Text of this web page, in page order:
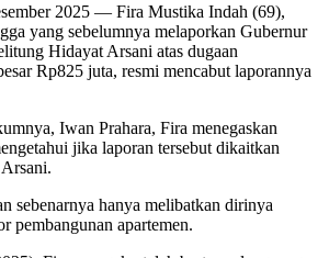
2025 — Fira Mustika Indah (69),
yang sebelumnya melaporkan Gubernur
Hidayat Arsani atas dugaan
Rp825 juta, resmi mencabut laporannya
Iwan Prahara, Fira menegaskan
jika laporan tersebut dikaitkan
sebenarnya hanya melibatkan dirinya
pembangunan apartemen.